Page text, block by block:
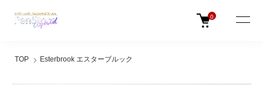
0
TOP Esterbrook エスターブルック